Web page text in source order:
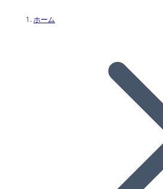
ホーム